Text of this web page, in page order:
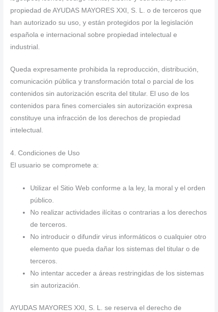
propiedad de AYUDAS MAYORES XXI, S. L. o de terceros que
han autorizado su uso, y están protegidos por la legislación
española e internacional sobre propiedad intelectual e
industrial.
Queda expresamente prohibida la reproducción, distribución,
comunicación pública y transformación total o parcial de los
contenidos sin autorización escrita del titular. El uso de los
contenidos para fines comerciales sin autorización expresa
constituye una infracción de los derechos de propiedad
intelectual.
4. Condiciones de Uso
El usuario se compromete a:
Utilizar el Sitio Web conforme a la ley, la moral y el orden
público.
No realizar actividades ilícitas o contrarias a los derechos
de terceros.
No introducir o difundir virus informáticos o cualquier otro
elemento que pueda dañar los sistemas del titular o de
terceros.
No intentar acceder a áreas restringidas de los sistemas
sin autorización.
AYUDAS MAYORES XXI, S. L. se reserva el derecho de